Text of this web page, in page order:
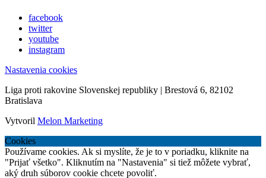
facebook
twitter
youtube
instagram
Nastavenia cookies
Liga proti rakovine Slovenskej republiky | Brestová 6, 82102
Bratislava
Vytvoril Melon Marketing
Cookies
Používame cookies. Ak si myslíte, že je to v poriadku, kliknite na
"Prijať všetko". Kliknutím na "Nastavenia" si tiež môžete vybrať,
aký druh súborov cookie chcete povoliť.